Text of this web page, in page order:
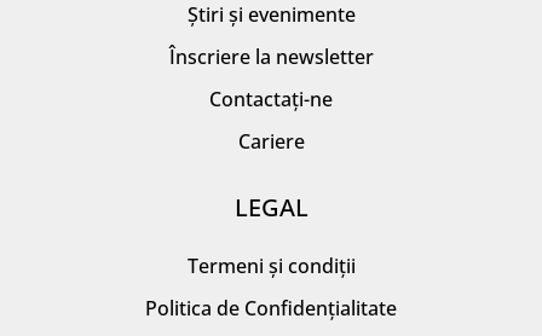
Știri și evenimente
Înscriere la newsletter
Contactați-ne
Cariere
LEGAL
Termeni și condiții
Politica de Confidențialitate